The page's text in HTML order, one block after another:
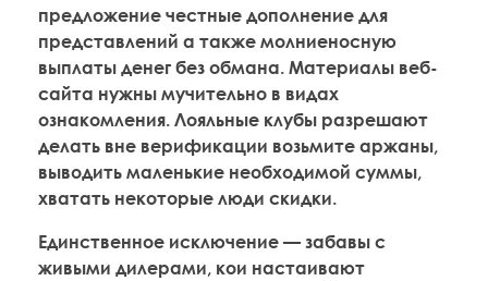
предложение честные дополнение для
представлений а также молниеносную
выплаты денег без обмана. Материалы веб-
сайта нужны мучительно в видах
ознакомления. Лояльные клубы разрешают
делать вне верификации возьмите аржаны,
выводить маленькие необходимой суммы,
хватать некоторые люди скидки.
Единственное исключение — забавы с
живыми дилерами, кои настаивают